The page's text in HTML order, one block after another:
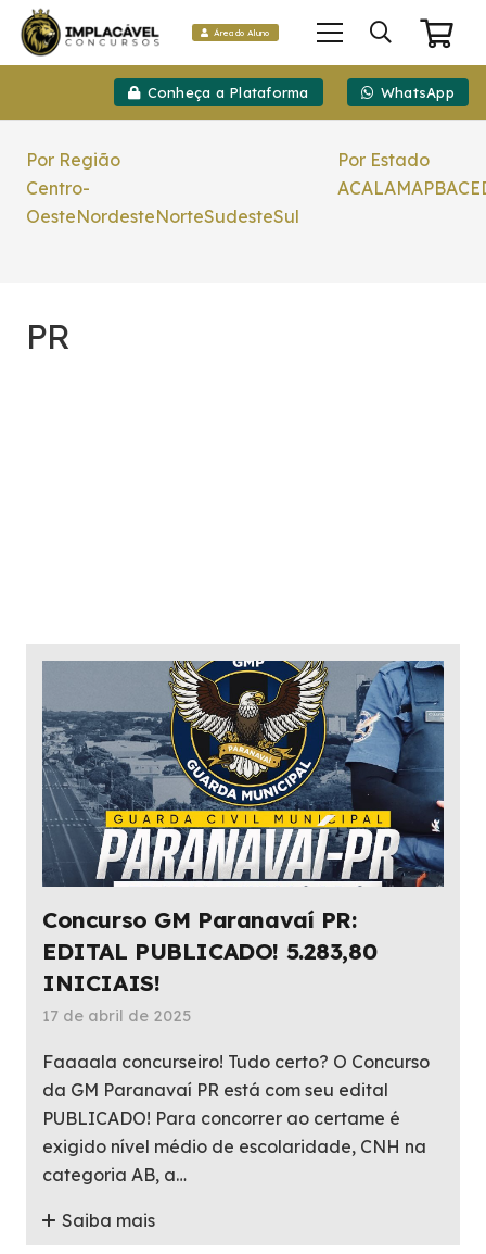
Área do Aluno
Conheça a Plataforma WhatsApp
Por Região
Centro-
OesteNordesteNorteSudesteSul
Por Estado
ACALAMAPBACE
PR
Concurso GM Paranavaí PR:
EDITAL PUBLICADO! 5.283,80
INICIAIS!
17 de abril de 2025
Faaaala concurseiro! Tudo certo? O Concurso
da GM Paranavaí PR está com seu edital
PUBLICADO! Para concorrer ao certame é
exigido nível médio de escolaridade, CNH na
categoria AB, a…
Saiba mais